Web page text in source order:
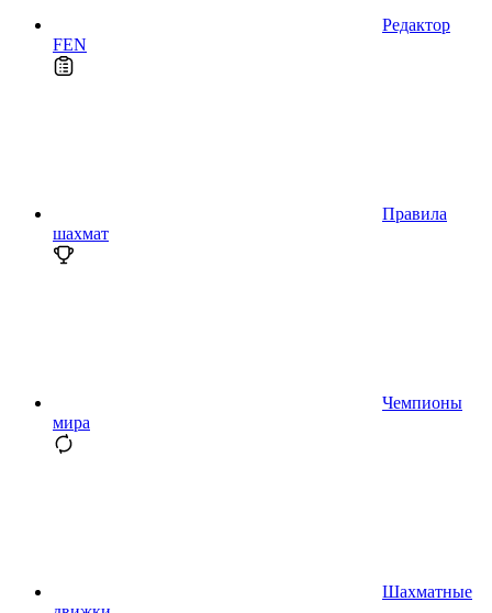
Редактор
FEN
Правила
шахмат
Чемпионы
мира
Шахматные